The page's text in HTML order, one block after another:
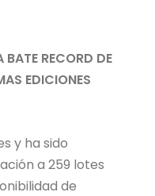
RECORD DE
EDICIONES
y ha sido
a 259 lotes
de